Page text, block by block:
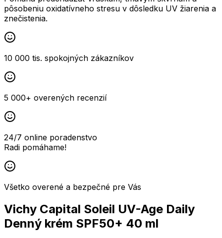
pôsobeniu oxidatívneho stresu v dôsledku UV žiarenia a
znečistenia.
10 000 tis. spokojných zákazníkov
5 000+ overených recenzií
24/7 online poradenstvo
Radi pomáhame!
Všetko overené a bezpečné pre Vás
Vichy Capital Soleil UV-Age Daily
Denný krém SPF50+ 40 ml